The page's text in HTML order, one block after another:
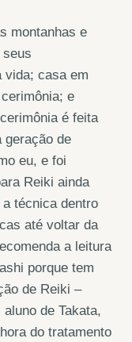
montanhas e
vida; casa em
e
é feita
geração de
eu, e foi
Reiki ainda
técnica dentro
até voltar da
a leitura
porque tem
de Reiki –
de Takata,
do tratamento